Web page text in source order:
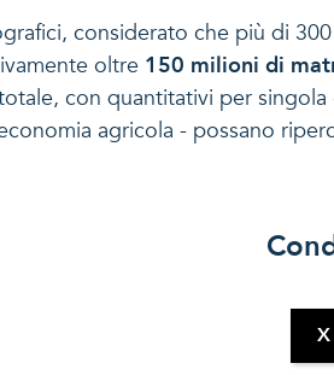
considerato che più di
oltre 150 milioni di
con quantitativi per singola
agricola - possano
X